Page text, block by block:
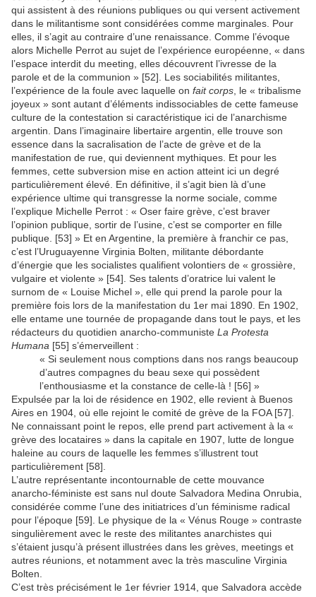
qui assistent à des réunions publiques ou qui versent activement
dans le militantisme sont considérées comme marginales. Pour
elles, il s’agit au contraire d’une renaissance. Comme l’évoque
alors Michelle Perrot au sujet de l’expérience européenne, « dans
l’espace interdit du meeting, elles découvrent l’ivresse de la
parole et de la communion » [52]. Les sociabilités militantes,
l’expérience de la foule avec laquelle on fait corps , le « tribalisme
joyeux » sont autant d’éléments indissociables de cette fameuse
culture de la contestation si caractéristique ici de l’anarchisme
argentin. Dans l’imaginaire libertaire argentin, elle trouve son
essence dans la sacralisation de l’acte de grève et de la
manifestation de rue, qui deviennent mythiques. Et pour les
femmes, cette subversion mise en action atteint ici un degré
particulièrement élevé. En définitive, il s’agit bien là d’une
expérience ultime qui transgresse la norme sociale, comme
l’explique Michelle Perrot : « Oser faire grève, c’est braver
l’opinion publique, sortir de l’usine, c’est se comporter en fille
publique. [53] » Et en Argentine, la première à franchir ce pas,
c’est l’Uruguayenne Virginia Bolten, militante débordante
d’énergie que les socialistes qualifient volontiers de « grossière,
vulgaire et violente » [54]. Ses talents d’oratrice lui valent le
surnom de « Louise Michel », elle qui prend la parole pour la
première fois lors de la manifestation du 1er mai 1890. En 1902,
elle entame une tournée de propagande dans tout le pays, et les
rédacteurs du quotidien anarcho-communiste La Protesta
Humana [55] s’émerveillent :
« Si seulement nous comptions dans nos rangs beaucoup
d’autres compagnes du beau sexe qui possèdent
l’enthousiasme et la constance de celle-là ! [56] »
Expulsée par la loi de résidence en 1902, elle revient à Buenos
Aires en 1904, où elle rejoint le comité de grève de la FOA [57].
Ne connaissant point le repos, elle prend part activement à la «
grève des locataires » dans la capitale en 1907, lutte de longue
haleine au cours de laquelle les femmes s’illustrent tout
particulièrement [58].
L’autre représentante incontournable de cette mouvance
anarcho-féministe est sans nul doute Salvadora Medina Onrubia,
considérée comme l’une des initiatrices d’un féminisme radical
pour l’époque [59]. Le physique de la « Vénus Rouge » contraste
singulièrement avec le reste des militantes anarchistes qui
s’étaient jusqu’à présent illustrées dans les grèves, meetings et
autres réunions, et notamment avec la très masculine Virginia
Bolten.
C’est très précisément le 1er février 1914, que Salvadora accède